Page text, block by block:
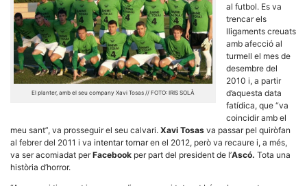
El planter, amb el seu company Xavi Tosas // FOTO: IRIS SOLÀ
al futbol. Es va
trencar els
lligaments creuats
amb afecció al
turmell el mes de
desembre del
2010 i, a partir
d’aquesta data
fatídica, que “va
coincidir amb el
meu sant”, va prosseguir el seu calvari. Xavi Tosas va passar pel quiròfan
al febrer del 2011 i va intentar tornaren el 2012, però va recaure i, a més,
va ser acomiadat perFacebook per part del president de l’Ascó. Tota una
història d’horror.
Necessàries
Aquestes